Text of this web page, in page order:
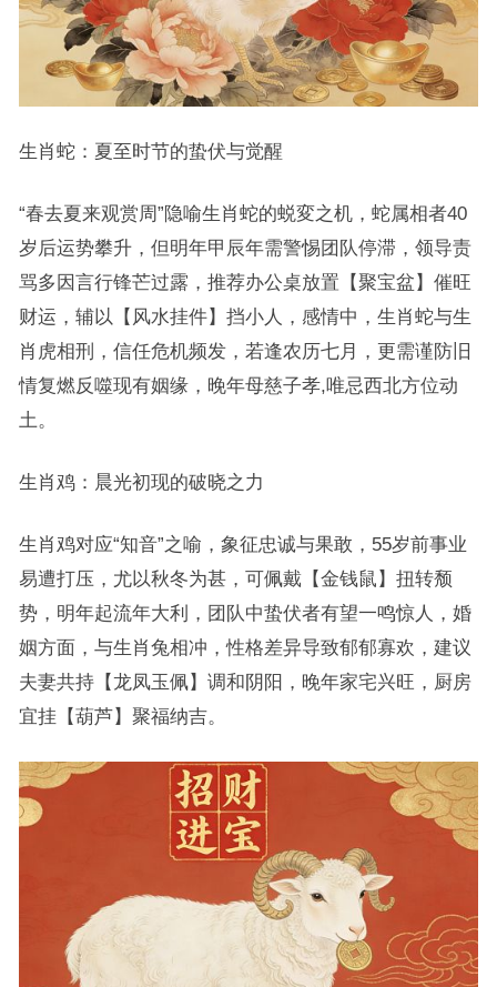
生肖蛇：夏至时节的蛰伏与觉醒
“春去夏来观赏周”隐喻生肖蛇的蜕変之机，蛇属相者40
岁后运势攀升，但明年甲辰年需警惕团队停滞，领导责
骂多因言行锋芒过露，推荐办公桌放置【聚宝盆】催旺
财运，辅以【风水挂件】挡小人，感情中，生肖蛇与生
肖虎相刑，信任危机频发，若逢农历七月，更需谨防旧
情复燃反噬现有姻缘，晚年母慈子孝,唯忌西北方位动
土。
生肖鸡：晨光初现的破晓之力
生肖鸡对应“知音”之喻，象征忠诚与果敢，55岁前事业
易遭打压，尤以秋冬为甚，可佩戴【金钱鼠】扭转颓
势，明年起流年大利，团队中蛰伏者有望一鸣惊人，婚
姻方面，与生肖兔相冲，性格差异导致郁郁寡欢，建议
夫妻共持【龙凤玉佩】调和阴阳，晚年家宅兴旺，厨房
宜挂【葫芦】聚福纳吉。